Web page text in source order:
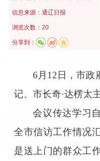
信息来源： 通辽日报
浏览次数：20
分享到：
6月12日，市政
记、市长奇·达楞太
会议传达学习
全市信访工作情况
是送上门的群众工